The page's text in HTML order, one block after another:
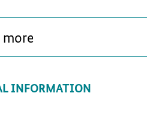
more
INFORMATION